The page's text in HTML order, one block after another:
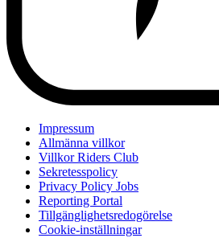
Impressum
Allmänna villkor
Villkor Riders Club
Sekretesspolicy
Privacy Policy Jobs
Reporting Portal
Tillgänglighetsredogörelse
Cookie-inställningar